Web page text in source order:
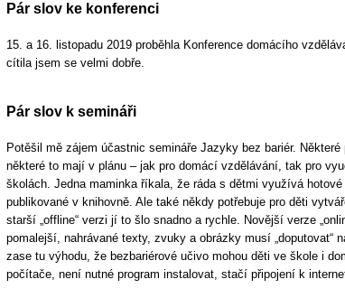
Pár slov ke konferenci
15. a 16. listopadu 2019 proběhla Konference domácího
cítila jsem se velmi dobře.
Pár slov k semináři
Potěšil mě zájem účastnic semináře Jazyky bez bariér.
některé to mají v plánu – jak pro domácí vzdělávání, tak pro
školách. Jedna maminka říkala, že ráda s dětmi využívá
publikované v knihovně. Ale také někdy potřebuje pro děti
starší „offline“ verzi jí to šlo snadno a rychle. Novější verze
pomalejší, nahrávané texty, zvuky a obrázky musí „doputovat“
zase tu výhodu, že bezbariérové učivo mohou děti ve škole i
počítače, není nutné program instalovat, stačí připojení k